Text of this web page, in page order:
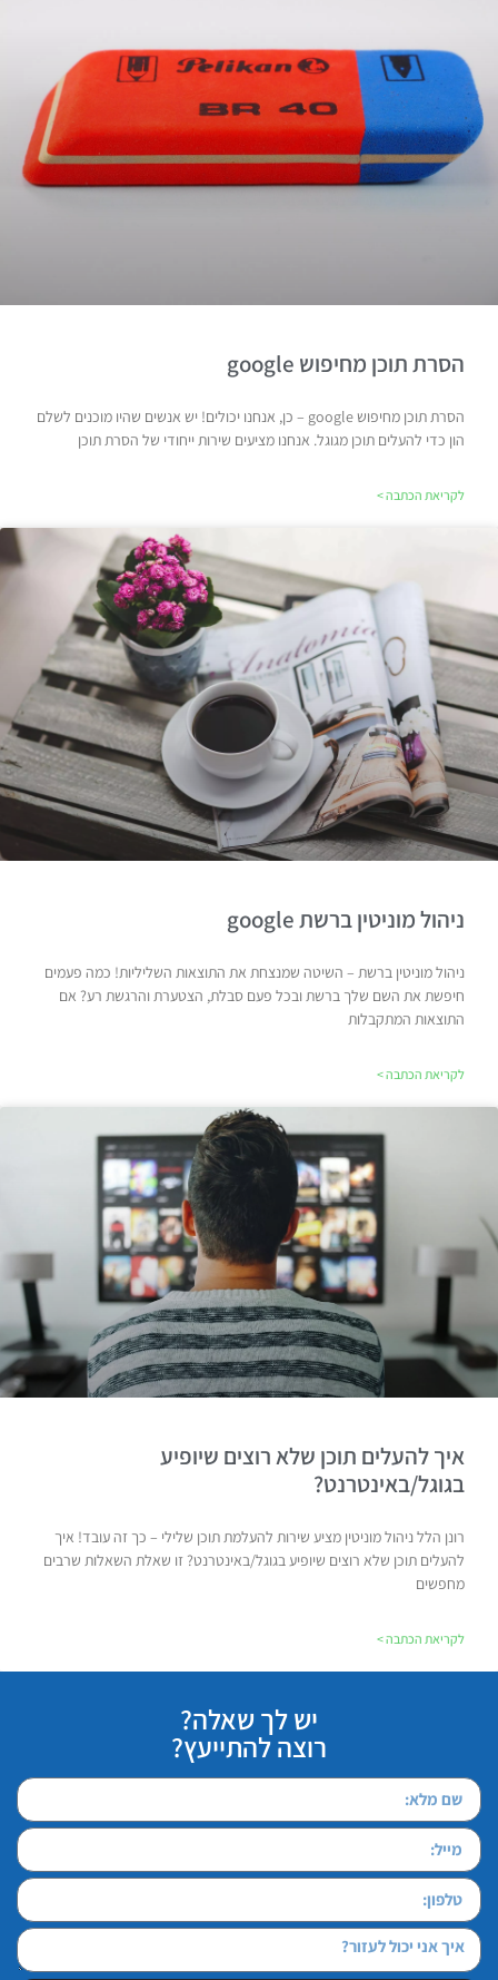
הסרת תוכן מחיפוש google
הסרת תוכן מחיפוש google – כן, אנחנו יכולים! יש אנשים שהיו מוכנים לשלם
הון כדי להעלים תוכן מגוגל. אנחנו מציעים שירות ייחודי של הסרת תוכן
לקריאת הכתבה >
ניהול מוניטין ברשת google
ניהול מוניטין ברשת – השיטה שמנצחת את התוצאות השליליות! כמה פעמים
חיפשת את השם שלך ברשת ובכל פעם סבלת, הצטערת והרגשת רע? אם
התוצאות המתקבלות
לקריאת הכתבה >
איך להעלים תוכן שלא רוצים שיופיע
בגוגל/באינטרנט?
רונן הלל ניהול מוניטין מציע שירות להעלמת תוכן שלילי – כך זה עובד! איך
להעלים תוכן שלא רוצים שיופיע בגוגל/באינטרנט? זו שאלת השאלות שרבים
מחפשים
לקריאת הכתבה >
יש לך שאלה?
רוצה להתייעץ?